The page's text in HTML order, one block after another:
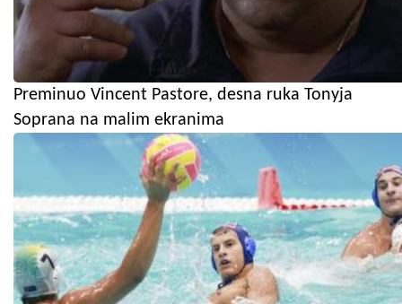
Preminuo Vincent Pastore, desna ruka Tonyja
Soprana na malim ekranima